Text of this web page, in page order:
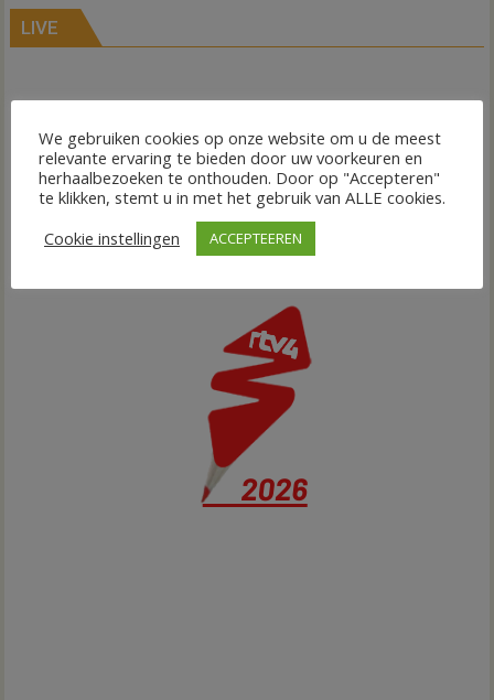
LIVE
We gebruiken cookies op onze website om u de meest
relevante ervaring te bieden door uw voorkeuren en
herhaalbezoeken te onthouden. Door op "Accepteren"
te klikken, stemt u in met het gebruik van ALLE cookies.
Cookie instellingen
ACCEPTEEREN